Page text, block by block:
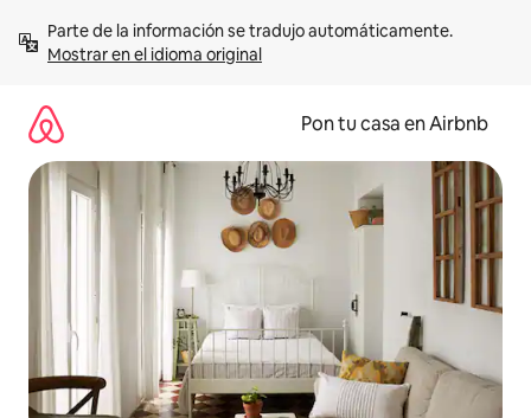
contenidoMostrar en el idioma original
Pon tu casa en Airbnb